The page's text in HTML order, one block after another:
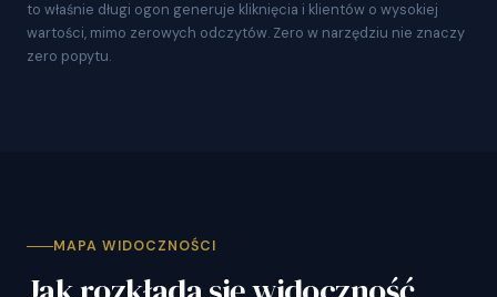
to właśnie długi ogon generuje kliknięcia i klientów o wysokiej
wartości, mimo zerowych odczytów. Zero w narzędziu nie znaczy
zero popytu.
MAPA WIDOCZNOŚCI